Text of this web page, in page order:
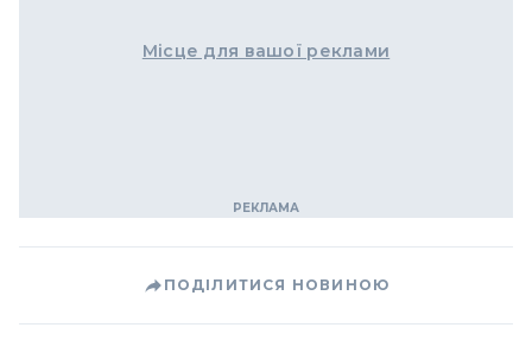
Місце для вашої реклами
ПОДІЛИТИСЯ НОВИНОЮ